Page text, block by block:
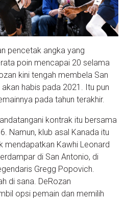
pencetak angka yang
poin mencapai 20 selama
kini tengah membela San
habis pada 2021. Itu pun
pada tahun terakhir.
kontrak itu bersama
Namun, klub asal Kanada itu
mendapatkan Kawhi Leonard
di San Antonio, di
Gregg Popovich.
di sana. DeRozan
opsi pemain dan memilih